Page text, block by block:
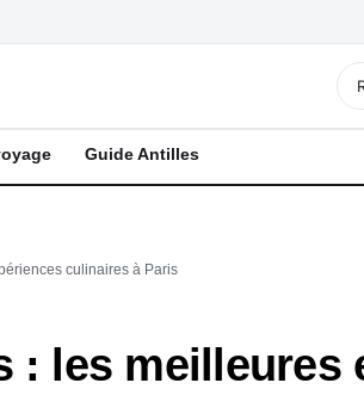
Guide Antilles
culinaires à Paris
: les meilleures